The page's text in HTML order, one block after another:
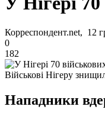
Корреспондент.net, 12
0
182
Військові Нігеру
Нападники